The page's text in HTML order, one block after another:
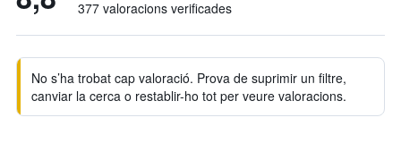
377 valoracions verificades
No s’ha trobat cap valoració. Prova de suprimir un filtre,
canviar la cerca o restablir-ho tot per veure valoracions.